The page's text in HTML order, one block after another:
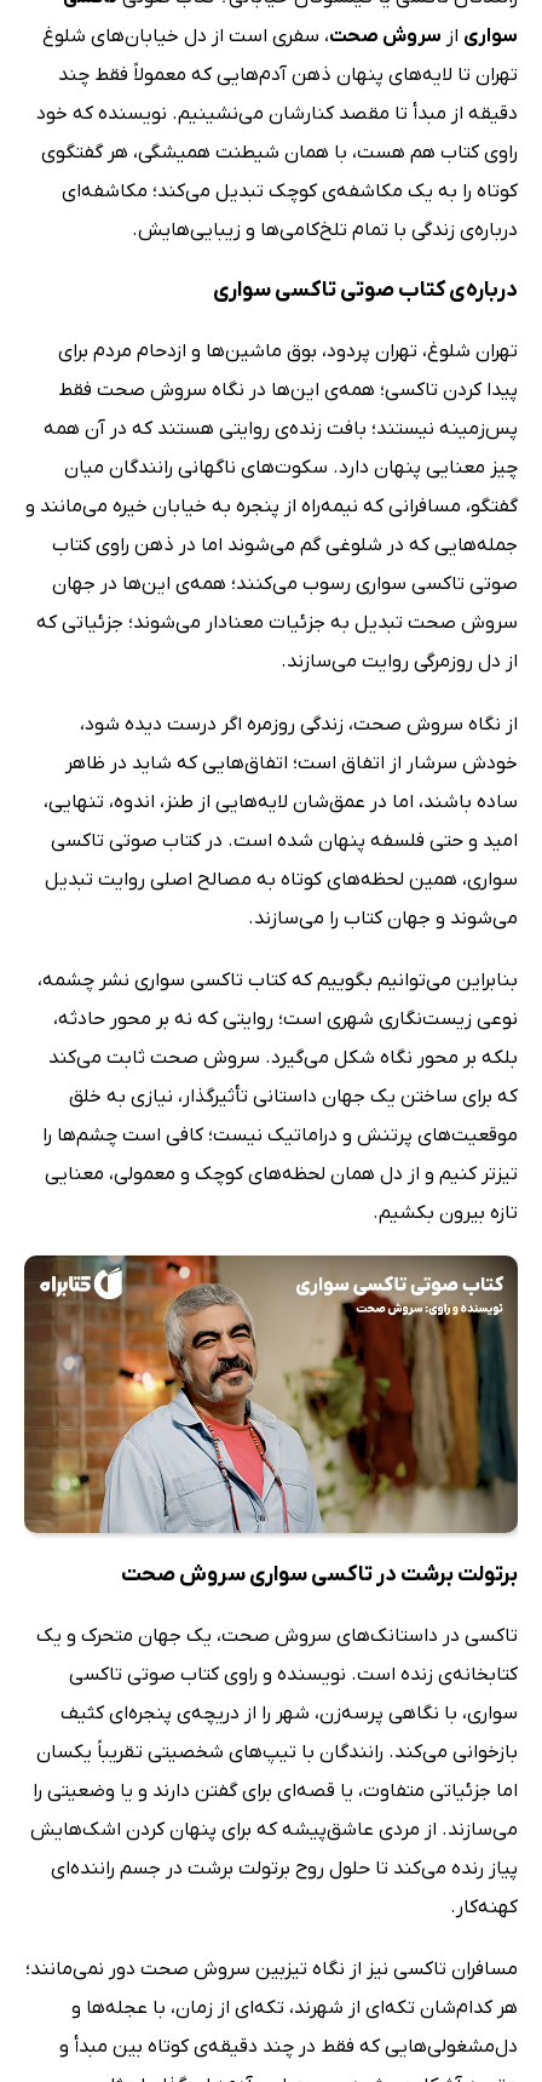
سواری از سروش صحت، سفری است از دل خیابان‌های شلوغ
تهران تا لایه‌های پنهان ذهن آدم‌هایی که معمولاً فقط چند
دقیقه از مبدأ تا مقصد کنارشان می‌نشینیم. نویسنده که خود
راوی کتاب هم هست، با همان شیطنت همیشگی، هر گفتگوی
کوتاه را به یک مکاشفه‌ی کوچک تبدیل می‌کند؛ مکاشفه‌ای
درباره‌ی زندگی با تمام تلخ‌کامی‌ها و زیبایی‌هایش.
درباره‌ی کتاب صوتی تاکسی سواری
تهران شلوغ، تهران پردود، بوق ماشین‌ها و ازدحام مردم برای
پیدا کردن تاکسی؛ همه‌ی این‌ها در نگاه سروش صحت فقط
پس‌زمینه نیستند؛ بافت زنده‌ی روایتی هستند که در آن همه
چیز معنایی پنهان دارد. سکوت‌های ناگهانی رانندگان میان
گفتگو، مسافرانی که نیمه‌راه از پنجره به خیابان خیره می‌مانند و
جمله‌هایی که در شلوغی گم می‌شوند اما در ذهن راوی کتاب
صوتی تاکسی سواری رسوب می‌کنند؛ همه‌ی این‌ها در جهان
سروش صحت تبدیل به جزئیات معنادار می‌شوند؛ جزئیاتی که
از دل روزمرگی روایت می‌سازند.
از نگاه سروش صحت، زندگی روزمره اگر درست دیده شود،
خودش سرشار از اتفاق است؛ اتفاق‌هایی که شاید در ظاهر
ساده باشند، اما در عمق‌شان لایه‌هایی از طنز، اندوه، تنهایی،
امید و حتی فلسفه پنهان شده است. در کتاب صوتی تاکسی
سواری، همین لحظه‌های کوتاه به مصالح اصلی روایت تبدیل
می‌شوند و جهان کتاب را می‌سازند.
بنابراین می‌توانیم بگوییم که کتاب تاکسی سواری نشر چشمه،
نوعی زیست‌نگاری شهری است؛ روایتی که نه بر محور حادثه،
بلکه بر محور نگاه شکل می‌گیرد. سروش صحت ثابت می‌کند
که برای ساختن یک جهان داستانی تأثیرگذار، نیازی به خلق
موقعیت‌های پرتنش و دراماتیک نیست؛ کافی است چشم‌ها را
تیزتر کنیم و از دل همان لحظه‌های کوچک و معمولی، معنایی
تازه بیرون بکشیم.
برتولت برشت در تاکسی سواری سروش صحت
تاکسی در داستانک‌های سروش صحت، یک جهان متحرک و یک
کتابخانه‌ی زنده است. نویسنده و راوی کتاب صوتی تاکسی
سواری، با نگاهی پرسه‌زن، شهر را از دریچه‌ی پنجره‌ای کثیف
بازخوانی می‌کند. رانندگان با تیپ‌های شخصیتی تقریباً یکسان
اما جزئیاتی متفاوت، یا قصه‌ای برای گفتن دارند و یا وضعیتی را
می‌سازند. از مردی عاشق‌پیشه که برای پنهان کردن اشک‌هایش
پیاز رنده می‌کند تا حلول روح برتولت برشت در جسم راننده‌ای
کهنه‌کار.
مسافران تاکسی نیز از نگاه تیزبین سروش صحت دور نمی‌مانند؛
هر کدام‌شان تکه‌ای از شهرند، تکه‌ای از زمان، با عجله‌ها و
دل‌مشغولی‌هایی که فقط در چند دقیقه‌ی کوتاه بین مبدأ و